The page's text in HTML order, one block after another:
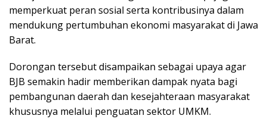
memperkuat peran sosial serta kontribusinya dalam
mendukung pertumbuhan ekonomi masyarakat di Jawa
Barat.
Dorongan tersebut disampaikan sebagai upaya agar
BJB semakin hadir memberikan dampak nyata bagi
pembangunan daerah dan kesejahteraan masyarakat
khususnya melalui penguatan sektor UMKM.